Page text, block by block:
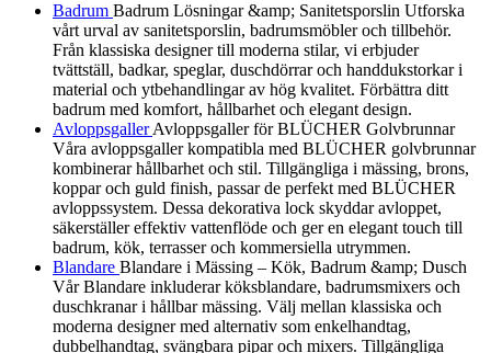
Badrum Badrum Lösningar &amp; Sanitetsporslin Utforska
vårt urval av sanitetsporslin, badrumsmöbler och tillbehör.
Från klassiska designer till moderna stilar, vi erbjuder
tvättställ, badkar, speglar, duschdörrar och handdukstorkar i
material och ytbehandlingar av hög kvalitet. Förbättra ditt
badrum med komfort, hållbarhet och elegant design.
AvloppsgallerAvloppsgaller för BLÜCHER Golvbrunnar
Våra avloppsgaller kompatibla med BLÜCHER golvbrunnar
kombinerar hållbarhet och stil. Tillgängliga i mässing, brons,
koppar och guld finish, passar de perfekt med BLÜCHER
avloppssystem. Dessa dekorativa lock skyddar avloppet,
säkerställer effektiv vattenflöde och ger en elegant touch till
badrum, kök, terrasser och kommersiella utrymmen.
Blandare Blandare i Mässing – Kök, Badrum &amp; Dusch
Vår Blandare inkluderar köksblandare, badrumsmixers och
duschkranar i hållbar mässing. Välj mellan klassiska och
moderna designer med alternativ som enkelhandtag,
dubbelhandtag, svängbara pipar och mixers. Tillgängliga